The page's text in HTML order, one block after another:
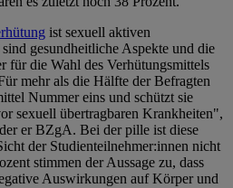
ist sexuell aktiven
gesundheitliche Aspekte und die
für die Wahl des Verhütungsmittels
mehr als die Hälfte der Befragten
Nummer eins und schützt sie
sexuell übertragbaren Krankheiten",
er BZgA. Bei der pille ist diese
der Studienteilnehmer:innen nicht
stimmen der Aussage zu, dass
Auswirkungen auf Körper und